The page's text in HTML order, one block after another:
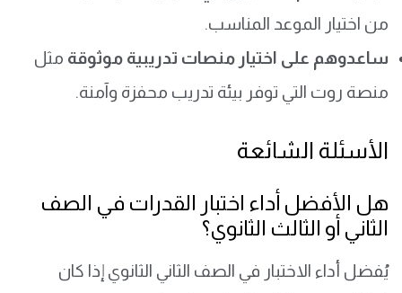
من اختيار الموعد المناسب.
ساعدوهم على اختيار منصات تدريبية موثوقة مثل
منصة روت التي توفر بيئة تدريب محفزة وآمنة.
الأسئلة الشائعة
هل الأفضل أداء اختبار القدرات في الصف
الثاني أو الثالث الثانوي؟
يُفضل أداء الاختبار في الصف الثاني الثانوي إذا كان